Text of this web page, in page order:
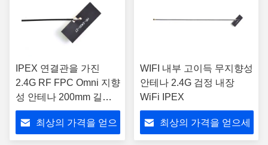
IPEX 연결관을 가진
2.4G RF FPC Omni 지향
성 안테나 200mm 길이
케이블
최상의 가격을 얻으
WIFI 내부 고이득 무지향성
안테나 2.4G 검정 내장
WiFi IPEX
최상의 가격을 얻으세